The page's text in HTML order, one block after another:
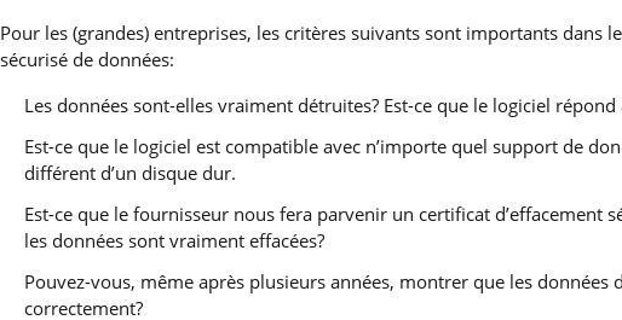
Pour les (grandes) entreprises, les critères suivants sont importants dans
sécurisé de données:
Les données sont-elles vraiment détruites? Est-ce que le logiciel répond
Est-ce que le logiciel est compatible avec n’importe quel support de
différent d’un disque dur.
Est-ce que le fournisseur nous fera parvenir un certificat d’effacement
les données sont vraiment effacées?
Pouvez-vous, même après plusieurs années, montrer que les données
correctement?